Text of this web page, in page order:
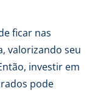
ficar nas
valorizando seu
investir em
pode